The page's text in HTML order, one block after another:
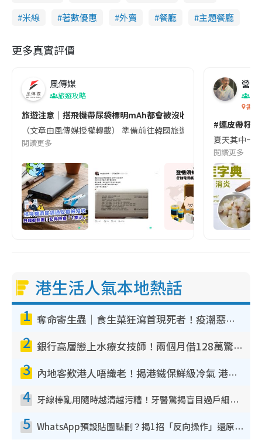
米線
著數優惠 外賣 餐廳 主題餐廳
更多真實評價
風傳媒
旅遊攻略
旅遊注意｜搭飛機帶尿袋標明mAh都會被沒收😱出發前切記檢查
（文章由風傳媒授權轉載） 準備前往韓國旅遊的民眾，近期要
閱讀更多
營養
香港
#連皮帶籽
夏天其中一
閱讀更多
港生活人氣本地熱話
1 奪命寄生蟲｜食生菜狂瀉首現死者！疫潮惡化錄1.8萬宗病例 揭洗菜3大謬誤
2 銀行高層戀上水療女技師！兩個月借128萬驚覺「沉船」沉落火海 揭背後疑似邪教操控賣淫
3 內地客歎港人唔識老！揭港鐵保鮮級冷氣 港人求放過：咪投訴
4 牙線棒亂用隨時越清越污糟！牙醫驚揭盲目過戶細菌恐致蛀牙：呢種先係日常真保養
5 WhatsApp預設貼圖點刪？揭1招「反向操作」還原簡潔介面 附3步實測教學